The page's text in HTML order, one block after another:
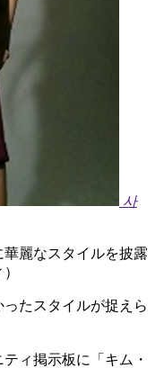
사
麗なスタイルを披露
たスタイルが捉えら
ィ掲示板に「キム・